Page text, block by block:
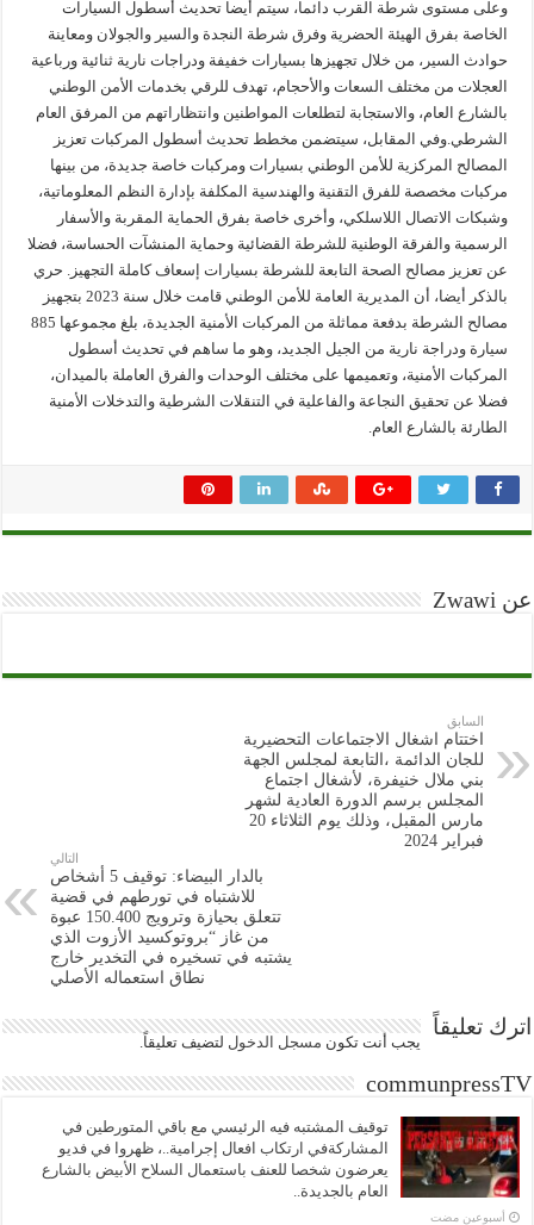
وعلى مستوى شرطة القرب دائما، سيتم أيضا تحديث أسطول السيارات
الخاصة بفرق الهيئة الحضرية وفرق شرطة النجدة والسير والجولان ومعاينة
حوادث السير، من خلال تجهيزها بسيارات خفيفة ودراجات نارية ثنائية ورباعية
العجلات من مختلف السعات والأحجام، تهدف للرقي بخدمات الأمن الوطني
بالشارع العام، والاستجابة لتطلعات المواطنين وانتظاراتهم من المرفق العام
الشرطي.وفي المقابل، سيتضمن مخطط تحديث أسطول المركبات تعزيز
المصالح المركزية للأمن الوطني بسيارات ومركبات خاصة جديدة، من بينها
مركبات مخصصة للفرق التقنية والهندسية المكلفة بإدارة النظم المعلوماتية،
وشبكات الاتصال اللاسلكي، وأخرى خاصة بفرق الحماية المقربة والأسفار
الرسمية والفرقة الوطنية للشرطة القضائية وحماية المنشآت الحساسة، فضلا
عن تعزيز مصالح الصحة التابعة للشرطة بسيارات إسعاف كاملة التجهيز. حري
بالذكر أيضا، أن المديرية العامة للأمن الوطني قامت خلال سنة 2023 بتجهيز
مصالح الشرطة بدفعة مماثلة من المركبات الأمنية الجديدة، بلغ مجموعها 885
سيارة ودراجة نارية من الجيل الجديد، وهو ما ساهم في تحديث أسطول
المركبات الأمنية، وتعميمها على مختلف الوحدات والفرق العاملة بالميدان،
فضلا عن تحقيق النجاعة والفاعلية في التنقلات الشرطية والتدخلات الأمنية
الطارئة بالشارع العام.
عن Zwawi
السابق
اختتام اشغال الاجتماعات التحضيرية
للجان الدائمة ،التابعة لمجلس الجهة
بني ملال خنيفرة، لأشغال اجتماع
المجلس برسم الدورة العادية لشهر
مارس المقبل، وذلك يوم الثلاثاء 20
فبراير 2024
التالي
بالدار البيضاء: توقيف 5 أشخاص
للاشتباه في تورطهم في قضية
تتعلق بحيازة وترويج 150.400 عبوة
من غاز “بروتوكسيد الأزوت الذي
يشتبه في تسخيره في التخدير خارج
نطاق استعماله الأصلي
اترك تعليقاً
يجب أنت تكون مسجل الدخول لتضيف تعليقاً.
communpressTV
توقيف المشتبه فيه الرئيسي مع باقي المتورطين في
المشاركةفي ارتكاب افعال إجرامية..، ظهروا في فديو
يعرضون شخصا للعنف باستعمال السلاح الأبيض بالشارع
العام بالجديدة..
‏أسبوعين مضت